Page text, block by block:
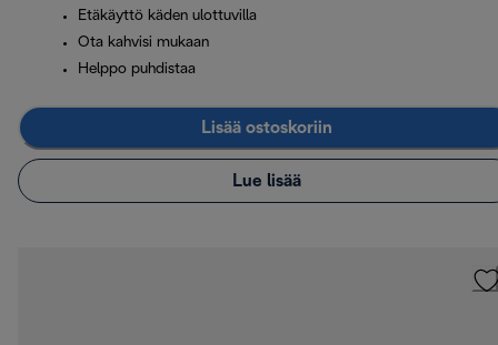
Etäkäyttö käden ulottuvilla
Ota kahvisi mukaan
Helppo puhdistaa
Lisää ostoskoriin
Lue lisää